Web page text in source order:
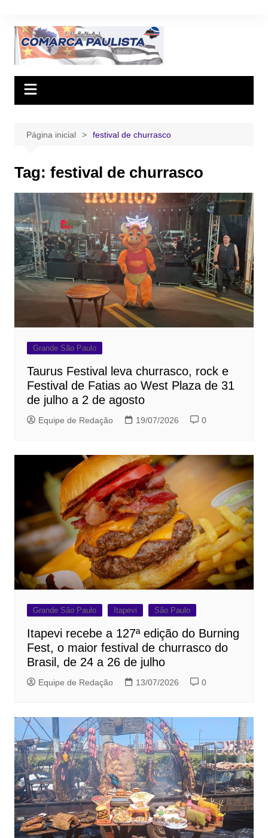
conteúdo
Página inicial festival de churrasco
Tag: festival de churrasco
Grande São Paulo
Taurus Festival leva churrasco, rock e
Festival de Fatias ao West Plaza de 31
de julho a 2 de agosto
Equipe de Redação 19/07/2026 0
Grande São Paulo Itapevi São Paulo
Itapevi recebe a 127ª edição do Burning
Fest, o maior festival de churrasco do
Brasil, de 24 a 26 de julho
Equipe de Redação 13/07/2026 0